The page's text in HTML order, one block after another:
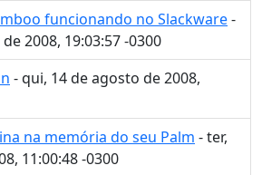
funcionando no Slackware-
2008, 19:03:57 -0300
- qui, 14 de agosto de 2008,
na memória do seu Palm - ter,
11:00:48 -0300